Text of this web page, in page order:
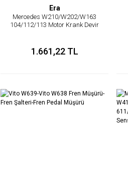
Era
Mercedes W210/W202/W163
104/112/113 Motor Krank Devir
1.661,22 TL